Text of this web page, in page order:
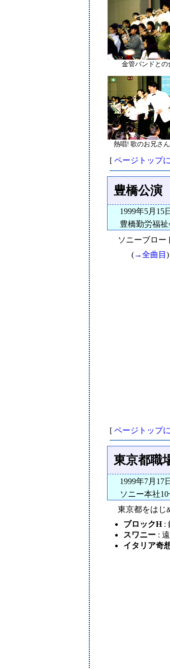
金管バンドとの
熱唱! 歌のお兄さ
[ ページトップ
豊橋公演
1999年5月15
豊橋勤労福
ソニーブロー
(→全曲目 )
[ ページトップ
東京都職
1999年7月17
ソニー本社
東京都をはじ
ブロックH:
スワニー: 遠
イタリア奇